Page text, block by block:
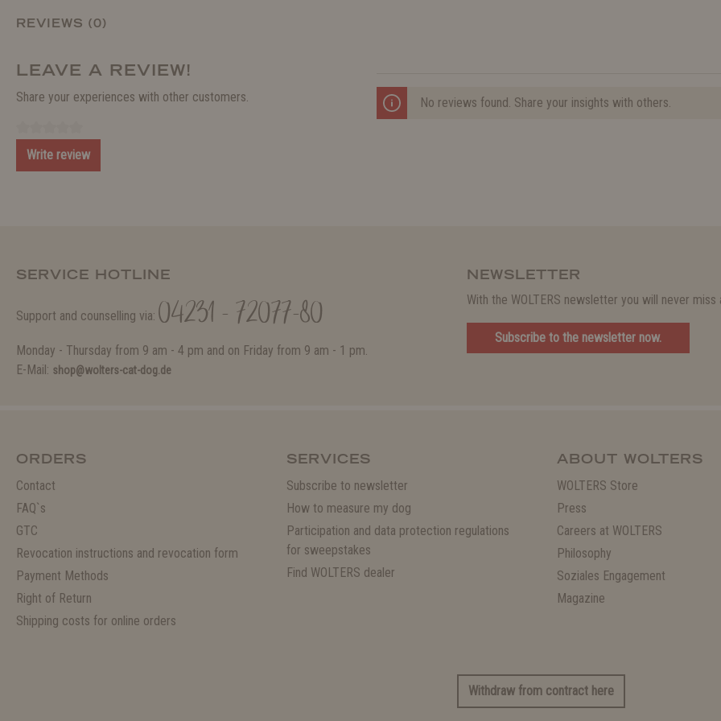
REVIEWS (0)
LEAVE A REVIEW!
Share your experiences with other customers.
Write review
No reviews found. Share your insights with others.
SERVICE HOTLINE
Support and counselling via: 04231 - 72077-80
Monday - Thursday from 9 am - 4 pm and on Friday from 9 am - 1 pm.
E-Mail: shop@wolters-cat-dog.de
NEWSLETTER
With the WOLTERS newsletter you will never miss
Subscribe to the newsletter now.
ORDERS
Contact
FAQ`s
GTC
Revocation instructions and revocation form
Payment Methods
Right of Return
Shipping costs for online orders
SERVICES
Subscribe to newsletter
How to measure my dog
Participation and data protection regulations
for sweepstakes
Find WOLTERS dealer
ABOUT WOLTERS
WOLTERS Store
Press
Careers at WOLTERS
Philosophy
Soziales Engagement
Magazine
Withdraw from contract here